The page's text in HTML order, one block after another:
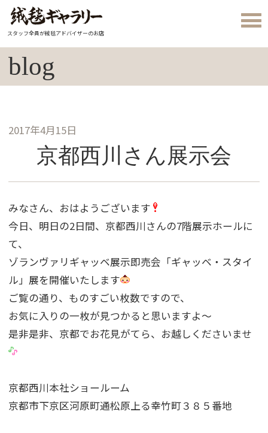
スタッフ全員が絨毯アドバイザーのお店
blog
2017年4月15日
京都西川さん展示会
みなさん、おはようございます
今日、明日の2日間、京都西川さんの7階展示ホールに
て、
ゾランヴァリギャッベ展示即売会「ギャッベ・スタイ
ル」展を開催いたします
ご覧の通り、ものすごい枚数ですので、
お気に入りの一枚が見つかると思いますよ〜
是非是非、京都でお花見がてら、お越しくださいませ
京都西川本社ショールーム
京都市下京区河原町通松原上る幸竹町３８５番地